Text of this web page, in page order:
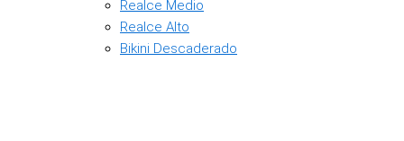
Realce Medio
Realce Alto
Bikini Descaderado